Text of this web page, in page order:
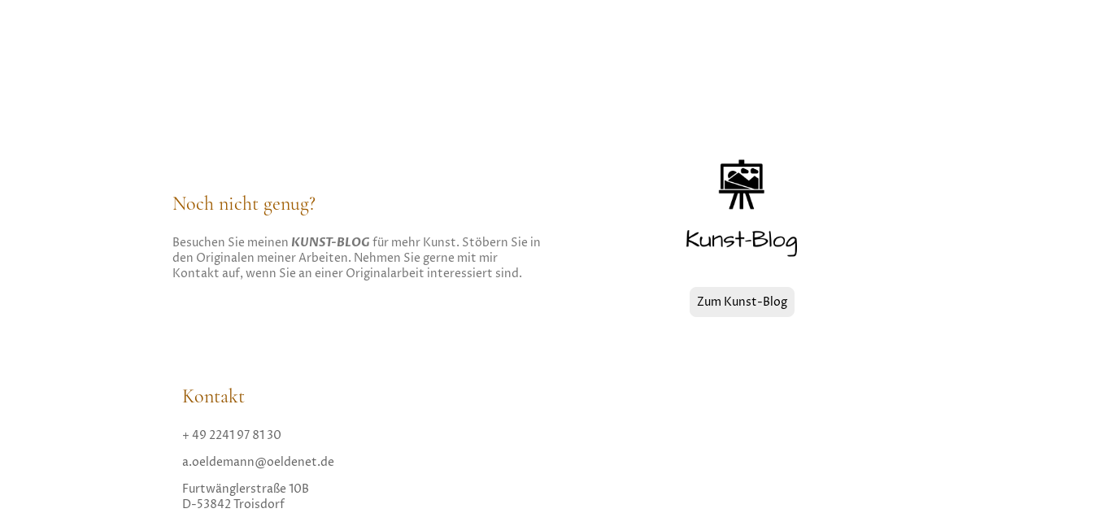
Noch nicht genug?
Besuchen Sie meinen KUNST-BLOG für mehr Kunst. Stöbern Sie in
den Originalen meiner Arbeiten. Nehmen Sie gerne mit mir
Kontakt auf, wenn Sie an einer Originalarbeit interessiert sind.
Zum Kunst-Blog
Kontakt
+ 49 2241 97 81 30
a.oeldemann@oeldenet.de
Furtwänglerstraße 10B
D-53842 Troisdorf